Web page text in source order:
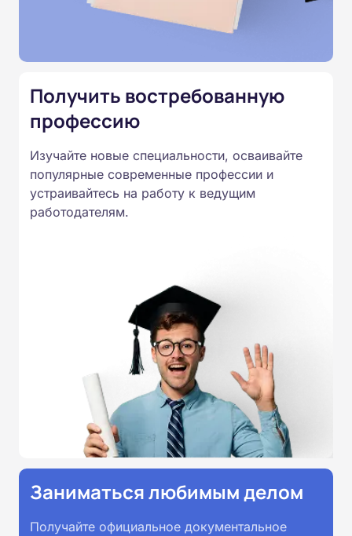
Министерства образования.
Подготовка ведется по всем
России от 14.07.2023 N 534 в
соответствии с Федеральными
образовательными стандартами
профессионального образования.
Удостоверения и дипломы о
Получить востребованную
профессию
Изучайте новые специальности, осваивайте
популярные современные профессии и
устраивайтесь на работу к ведущим
работодателям.
Заниматься любимым делом
Получайте официальное документальное